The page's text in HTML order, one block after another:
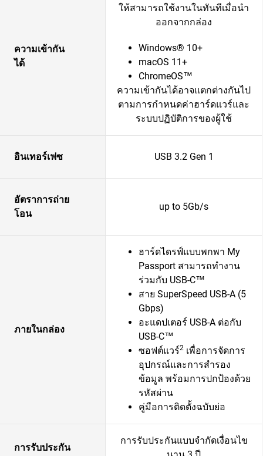
ความเข้ากัน
ได้
ให้สามารถใช้งานในทันทีเมื่อนำ
ออกจากกล่อง
Windows® 10+
macOS 11+
ChromeOS™
ความเข้ากันได้อาจแตกต่างกันไป
ตามการกำหนดค่าฮาร์ดแวร์และ
ระบบปฏิบัติการของผู้ใช้
อินเทอร์เฟซ USB 3.2 Gen 1
อัตราการถ่าย
โอน
up to 5Gb/s
ภายในกล่อง
ฮาร์ดไดรฟ์แบบพกพา My
Passport สามารถทำงาน
ร่วมกับ USB-C™
สาย SuperSpeed USB-A (5
Gbps)
อะแดปเตอร์ USB-A ต่อกับ
USB-C™
ซอฟต์แวร์2 เพื่อการจัดการ
อุปกรณ์และการสำรอง
ข้อมูล พร้อมการปกป้องด้วย
รหัสผ่าน
คู่มือการติดตั้งฉบับย่อ
การรับประกัน
การรับประกันแบบจำกัดเงื่อนไข